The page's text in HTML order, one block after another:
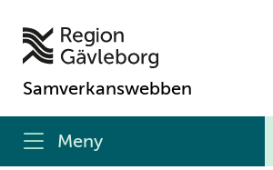
Samverkanswebben
Meny